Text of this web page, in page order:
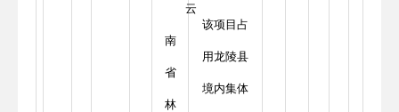
云
南
省
林
该项目占
用龙陵县
境内集体